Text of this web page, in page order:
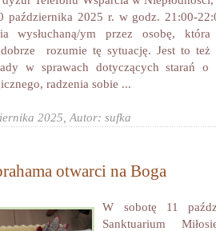
października 2025 r. w godz. 21:00-
wysłuchaną/ym przez osobę, która
rozumie tę sytuację. Jest to też
w sprawach dotyczących starań o
radzenia sobie ...
2025, Autor: sufka
otwarci na Boga
W sobotę 11
Sanktuarium